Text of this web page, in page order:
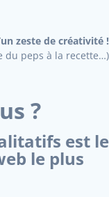
zeste de créativité !
du peps à la recette…)
?
est le
le plus